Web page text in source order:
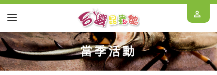
perm_identity
當季活動